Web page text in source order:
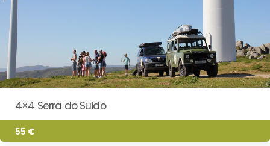
4×4 Serra do Suido
55 €